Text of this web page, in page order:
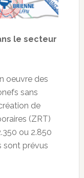
le secteur
oeuvre des
sans
de
(ZRT)
ou 2.850
sont prévus